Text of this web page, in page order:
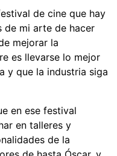
de cine que hay
de mi arte de hacer
mejorar la
es llevarse lo mejor
y que la industria siga
en ese festival
en talleres y
de la